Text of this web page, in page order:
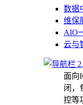
数据
维保
AIO
云与
面向
闭，
控等